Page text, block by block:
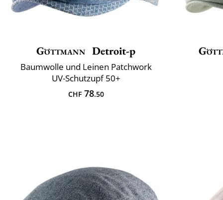
Göttmann Detroit-p
Baumwolle und Leinen Patchwork
UV-Schutzupf 50+
CHF78.50